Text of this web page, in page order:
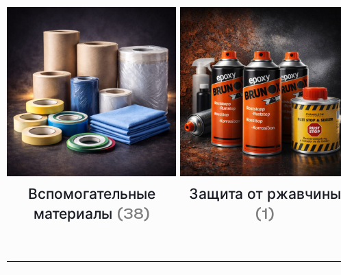
Вспомогательные
материалы (38)
Защита от ржавчины
(1)